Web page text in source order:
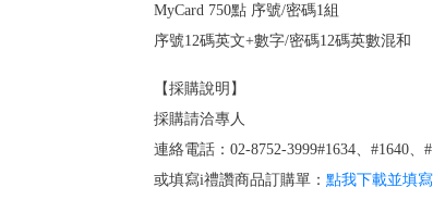
MyCard 750點 序號/密碼1組
序號12碼英文+數字/密碼12碼英數混和
【採購說明】
採購請洽專人
連絡電話：02-8752-3999#1634、#1640、
或填寫i禮讚商品訂購單： 點我下載並填